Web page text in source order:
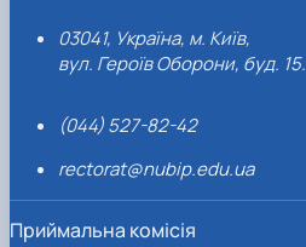
03041, Україна, м. Київ,
вул. Героїв Оборони, буд. 15.
(044) 527-82-42
rectorat@nubip.edu.ua
Приймальна комісія